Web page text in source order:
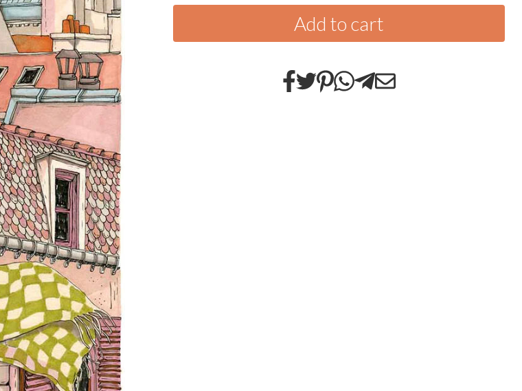
Add to cart